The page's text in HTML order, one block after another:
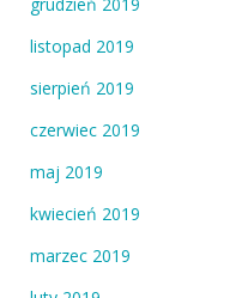
listopad 2019
sierpień 2019
czerwiec 2019
maj 2019
kwiecień 2019
marzec 2019